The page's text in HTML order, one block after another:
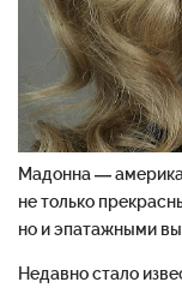
Мадонна —
не только
но и эпатажными
Недавно стало